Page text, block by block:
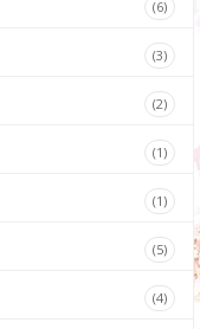
(6)
(3)
(2)
(1)
(1)
(5)
(4)